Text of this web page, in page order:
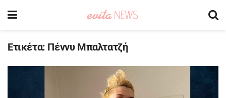
Ετικέτα: Πέννυ Μπαλτατζή